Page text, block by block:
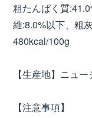
粗たんぱく質
維:8.0%以下、粗
480kcal/100g
【生産地】ニュ
【注意事項】